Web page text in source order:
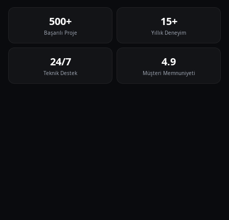
500+
Başarılı Proje
15+
Yıllık Deneyim
24/7
Teknik Destek
4.9
Müşteri Memnuniyeti